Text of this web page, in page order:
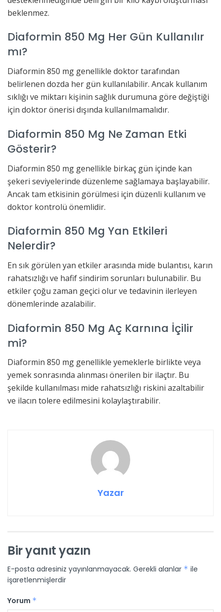
beklenmez.
Diaformin 850 Mg Her Gün Kullanılır
mı?
Diaformin 850 mg genellikle doktor tarafından
belirlenen dozda her gün kullanılabilir. Ancak kullanım
sıklığı ve miktarı kişinin sağlık durumuna göre değiştiği
için doktor önerisi dışında kullanılmamalıdır.
Diaformin 850 Mg Ne Zaman Etki
Gösterir?
Diaformin 850 mg genellikle birkaç gün içinde kan
şekeri seviyelerinde düzenleme sağlamaya başlayabilir.
Ancak tam etkisinin görülmesi için düzenli kullanım ve
doktor kontrolü önemlidir.
Diaformin 850 Mg Yan Etkileri
Nelerdir?
En sık görülen yan etkiler arasında mide bulantısı, karın
rahatsızlığı ve hafif sindirim sorunları bulunabilir. Bu
etkiler çoğu zaman geçici olur ve tedavinin ilerleyen
dönemlerinde azalabilir.
Diaformin 850 Mg Aç Karnına İçilir
mi?
Diaformin 850 mg genellikle yemeklerle birlikte veya
yemek sonrasında alınması önerilen bir ilaçtır. Bu
şekilde kullanılması mide rahatsızlığı riskini azaltabilir
ve ilacın tolere edilmesini kolaylaştırabilir.
Yazar
Bir yanıt yazın
E-posta adresiniz yayınlanmayacak. Gerekli alanlar * ile
işaretlenmişlerdir
Yorum *